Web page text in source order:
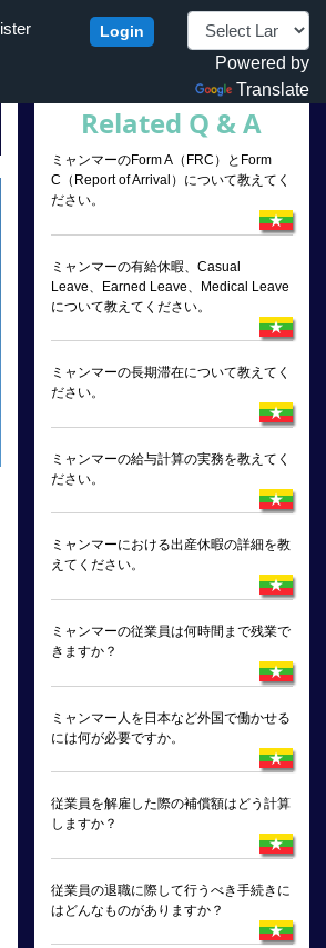
Login
Powered by
Translate
Related Q & A
ミャンマーのForm A（FRC）とForm
C（Report of Arrival）について教えてく
ださい。
ミャンマーの有給休暇、Casual
Leave、Earned Leave、Medical Leave
について教えてください。
ミャンマーの長期滞在について教えてく
ださい。
ミャンマーの給与計算の実務を教えてく
ださい。
ミャンマーにおける出産休暇の詳細を教
えてください。
ミャンマーの従業員は何時間まで残業で
きますか？
ミャンマー人を日本など外国で働かせる
には何が必要ですか。
従業員を解雇した際の補償額はどう計算
しますか？
従業員の退職に際して行うべき手続きに
はどんなものがありますか？